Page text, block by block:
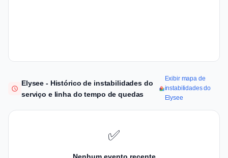
Elysee - Histórico de instabilidades do
serviço e linha do tempo de quedas
Exibir mapa de
instabilidades do
Elysee
✅